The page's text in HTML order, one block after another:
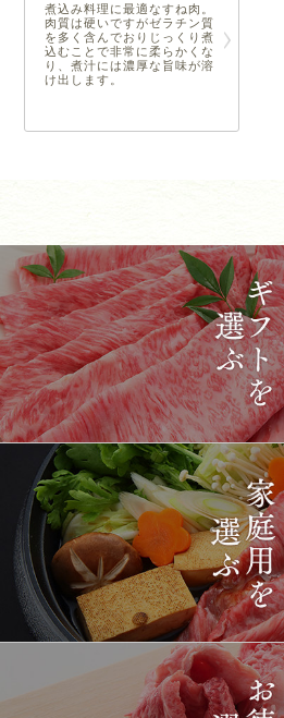
煮込み料理に最適なすね肉。
肉質は硬いですがゼラチン質
を多く含んでおりじっくり煮
込むことで非常に柔らかくな
り、煮汁には濃厚な旨味が溶
け出します。
2026-